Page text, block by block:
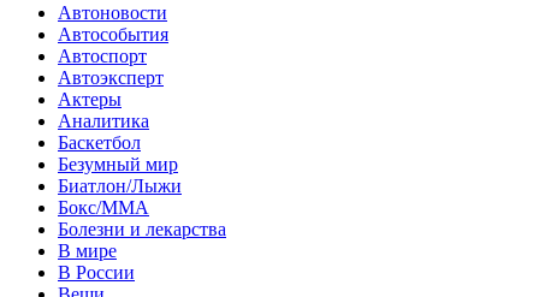
Автоновости
Автособытия
Автоспорт
Автоэксперт
Актеры
Аналитика
Баскетбол
Безумный мир
Биатлон/Лыжи
Бокс/MMA
Болезни и лекарства
В мире
В России